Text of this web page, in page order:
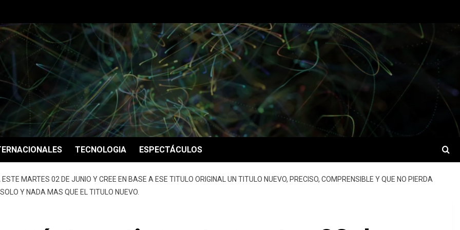
TECNOLOGIA ESPECTÁCULOS
MARTES 02 DE JUNIO Y CREE EN BASE A ESE TITULO ORIGINAL UN TITULO NUEVO, PRECISO, COMPRENSIBLE Y QUE NO PIERDA
Y NADA MAS QUE EL TITULO NUEVO.